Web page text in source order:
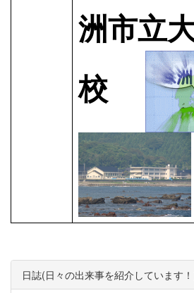
洲市立
校
日誌(日々の出来事を紹介しています！